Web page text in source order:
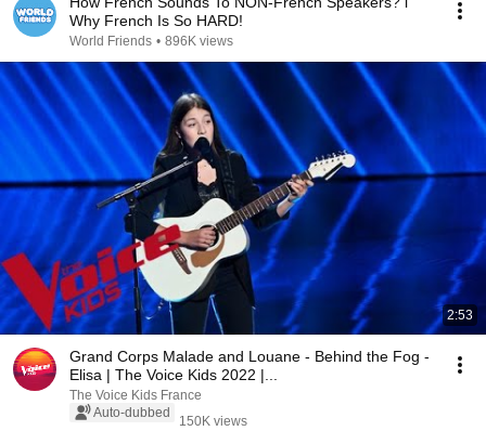
Why French Is So HARD!
World Friends • 896K views
2:53
Grand Corps Malade and Louane - Behind the Fog -
Elisa | The Voice Kids 2022 |...
The Voice Kids France
Auto-dubbed
150K views